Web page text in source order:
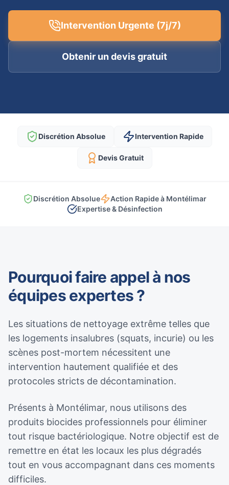
Intervention Urgente (7j/7)
Obtenir un devis gratuit
Discrétion Absolue Intervention Rapide
Devis Gratuit
Discrétion Absolue
Action Rapide à Montélimar
Expertise & Désinfection
Pourquoi faire appel à nos
équipes expertes ?
Les situations de nettoyage extrême telles que
les logements insalubres (squats, incurie) ou les
scènes post-mortem nécessitent une
intervention hautement qualifiée et des
protocoles stricts de décontamination.
Présents à Montélimar, nous utilisons des
produits biocides professionnels pour éliminer
tout risque bactériologique. Notre objectif est de
remettre en état les locaux les plus dégradés
tout en vous accompagnant dans ces moments
difficiles.